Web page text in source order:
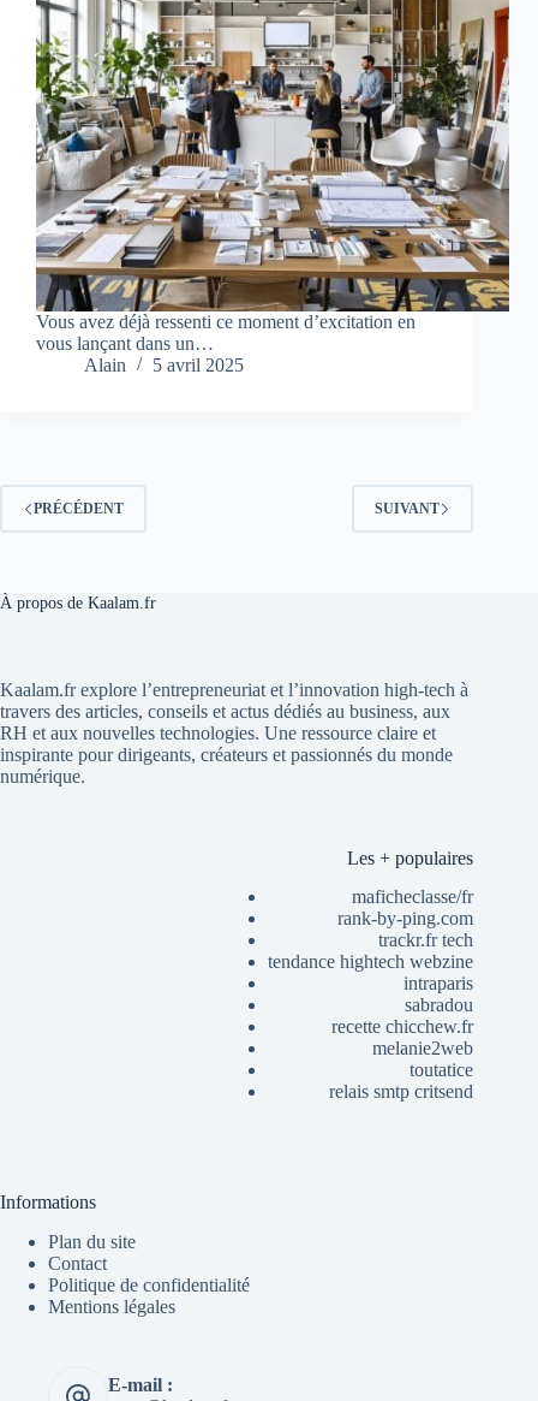
Vous avez déjà ressenti ce moment d’excitation en
vous lançant dans un…
Alain
5 avril 2025
PRÉCÉDENT SUIVANT
À propos de Kaalam.fr
Kaalam.fr explore l’entrepreneuriat et l’innovation high-tech à
travers des articles, conseils et actus dédiés au business, aux
RH et aux nouvelles technologies. Une ressource claire et
inspirante pour dirigeants, créateurs et passionnés du monde
numérique.
Les + populaires
maficheclasse/fr
rank-by-ping.com
trackr.fr tech
tendance hightech webzine
intraparis
sabradou
recette chicchew.fr
melanie2web
toutatice
relais smtp critsend
Informations
Plan du site
Contact
Politique de confidentialité
Mentions légales
E-mail :